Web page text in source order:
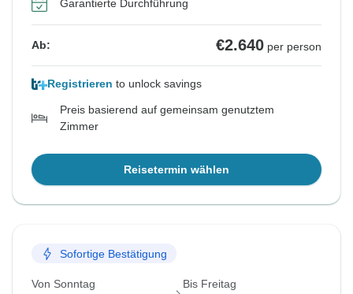
Garantierte Durchführung
Ab: €2.640 per person
Registrieren to unlock savings
Preis basierend auf gemeinsam genutztem
Zimmer
Reisetermin wählen
Sofortige Bestätigung
Von Sonntag Bis Freitag